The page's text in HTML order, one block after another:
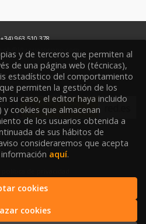
963 510 378
C/ Xàtiva 15
Valencia España
de venta
de Datos
de Cookies
y de terceros que permiten al
de una página web (técnicas),
estadístico del comportamiento
permiten la gestión de los
su caso, el editor haya incluido
cookies que almacenan
de los usuarios obtenida a
de sus hábitos de
consideraremos que acepta
aquí.
cookies
cookies